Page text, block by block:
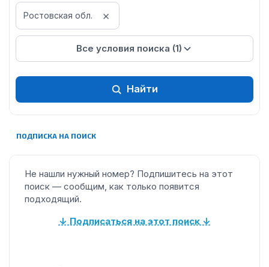
Ростовская обл. ×
Все условия поиска (1)
Найти
ПОДПИСКА НА ПОИСК
Не нашли нужный номер? Подпишитесь на этот
поиск — сообщим, как только появится
подходящий.
↓ Подписаться на этот поиск ↓